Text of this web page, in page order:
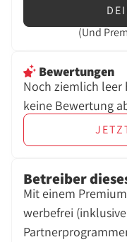
(Und
Bewertungen
Noch ziemlich leer
keine Bewertung
Betreiber
Mit einem
werbefrei